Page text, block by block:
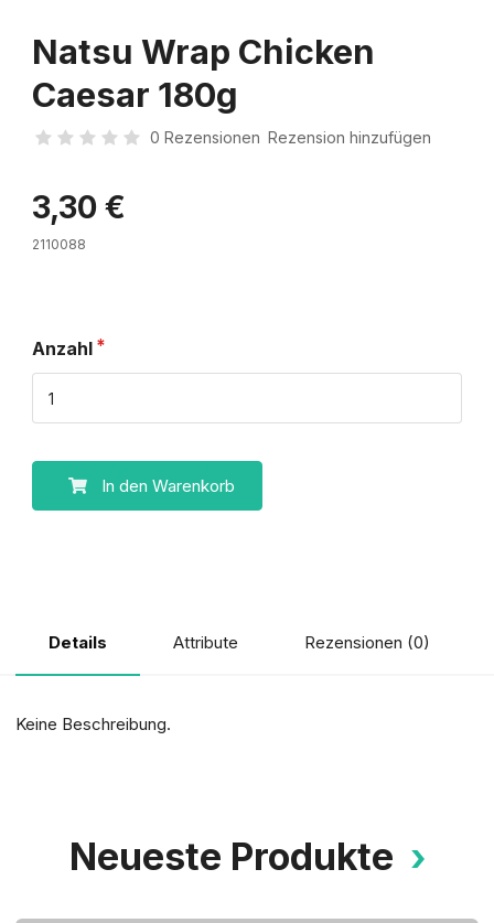
Natsu Wrap Chicken
Caesar 180g
0 Rezensionen Rezension hinzufügen
3,30 €
2110088
Anzahl
In den Warenkorb
Details Attribute Rezensionen (0)
Keine Beschreibung.
Neueste Produkte